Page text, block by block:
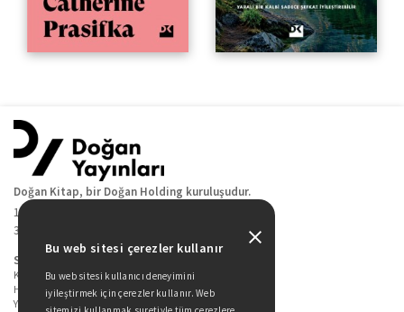
Doğan Kitap, bir Doğan Holding kuruluşudur.
19 Mayıs Cad. Golden Plaza No:1 Kat:10
34360 / Şişli / İstanbul
Sitede Yer Alan Sayfalar
Kitaplarımız
Hakkımızda
Yazarlarımız
Bu web sitesi çerezler kullanır
Bu web sitesi kullanıcı deneyimini
iyileştirmek için çerezler kullanır. Web